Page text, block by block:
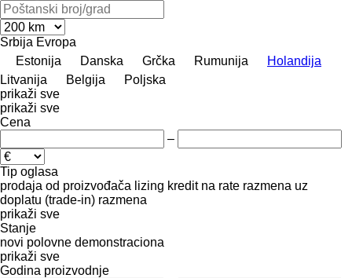
Srbija Evropa
Estonija
Danska Grčka Rumunija
Holandija
Litvanija
Belgija
Poljska
prikaži sve
prikaži sve
Cena
–
Tip oglasa
prodaja od proizvođača lizing kredit na rate razmena uz
doplatu (trade-in) razmena
prikaži sve
Stanje
novi polovne demonstraciona
prikaži sve
Godina proizvodnje